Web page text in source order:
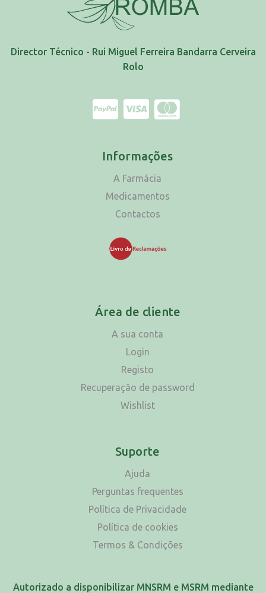
Director Técnico - Rui Miguel Ferreira Bandarra Cerveira
Rolo
Informações
A Farmácia
Medicamentos
Contactos
Área de cliente
A sua conta
Login
Registo
Recuperação de password
Wishlist
Suporte
Ajuda
Perguntas frequentes
Política de Privacidade
Política de cookies
Termos & Condições
Autorizado a disponibilizar MNSRM e MSRM mediante